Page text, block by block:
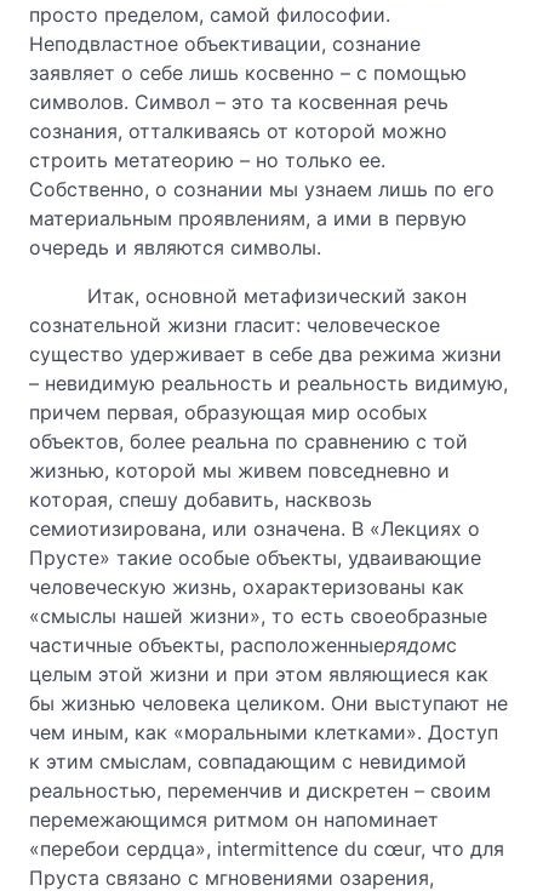
просто пределом, самой философии.
Неподвластное объективации, сознание
заявляет о себе лишь косвенно – с помощью
символов. Символ – это та косвенная речь
сознания, отталкиваясь от которой можно
строить метатеорию – но только ее.
Собственно, о сознании мы узнаем лишь по его
материальным проявлениям, а ими в первую
очередь и являются символы.
Итак, основной метафизический закон
сознательной жизни гласит: человеческое
существо удерживает в себе два режима жизни
– невидимую реальность и реальность видимую,
причем первая, образующая мир особых
объектов, более реальна по сравнению с той
жизнью, которой мы живем повседневно и
которая, спешу добавить, насквозь
семиотизирована, или означена. В «Лекциях о
Прусте» такие особые объекты, удваивающие
человеческую жизнь, охарактеризованы как
«смыслы нашей жизни», то есть своеобразные
частичные объекты, расположенныерядомс
целым этой жизни и при этом являющиеся как
бы жизнью человека целиком. Они выступают не
чем иным, как «моральными клетками». Доступ
к этим смыслам, совпадающим с невидимой
реальностью, переменчив и дискретен – своим
перемежающимся ритмом он напоминает
«перебои сердца», intermittence du cœur, что для
Пруста связано с мгновениями озарения,